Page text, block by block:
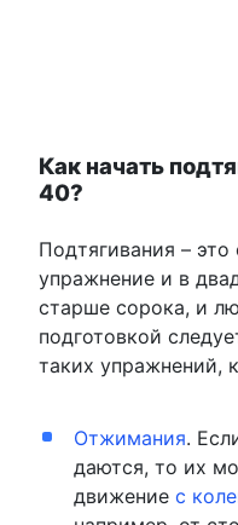
Как начать
40?
Подтягивания –
упражнение и в
старше сорока, и
подготовкой
таких упражнений,
Отжимания.
даются, то их
движение с